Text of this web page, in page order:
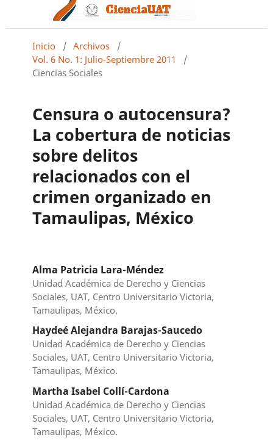
Inicio / Archivos
/
Vol. 6 No. 1: Julio-Septiembre 2011
/
Ciencias Sociales
Censura o autocensura?
La cobertura de noticias
sobre delitos
relacionados con el
crimen organizado en
Tamaulipas, México
Alma Patricia Lara-Méndez
Unidad Académica de Derecho y Ciencias
Sociales, UAT, Centro Universitario Victoria,
Tamaulipas, México.
Haydeé Alejandra Barajas-Saucedo
Unidad Académica de Derecho y Ciencias
Sociales, UAT, Centro Universitario Victoria,
Tamaulipas, México.
Martha Isabel Collí-Cardona
Unidad Académica de Derecho y Ciencias
Sociales, UAT, Centro Universitario Victoria,
Tamaulipas, México.